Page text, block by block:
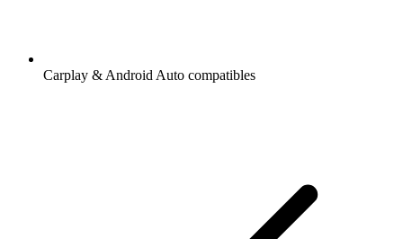
Carplay & Android Auto compatibles